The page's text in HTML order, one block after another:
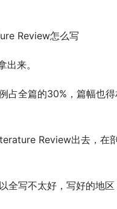
Review怎么写
来。
占全篇的30%，篇幅也
Review出去，在
全写不太好，写好的地区